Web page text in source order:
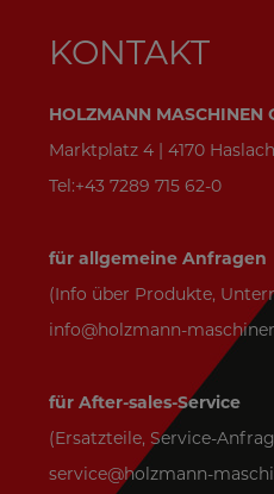
KONTAKT
HOLZMANN MASCHINEN
Marktplatz 4 | 4170
Tel:+43 7289 715 62-0
für allgemeine Anfragen
(Info über Produkte,
info@holzmann-
für After-sales-Service
(Ersatzteile, Service-
service@holzmann-